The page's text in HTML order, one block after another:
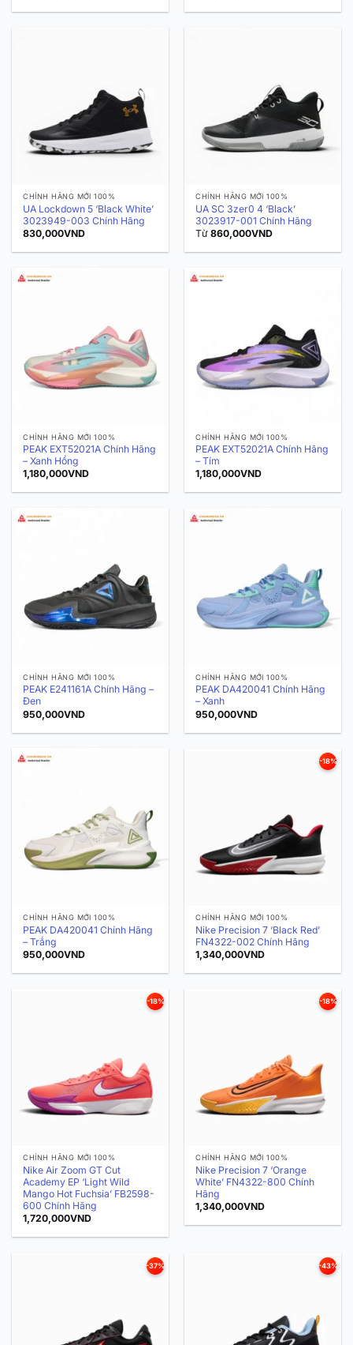
CHÍNH HÃNG MỚI 100%
UA Lockdown 5 ‘Black White’
3023949-003 Chính Hãng
830,000VND
CHÍNH HÃNG MỚI 100%
UA SC 3zer0 4 ‘Black’
3023917-001 Chính Hãng
Từ860,000VND
CHÍNH HÃNG MỚI 100%
PEAK EXT52021A Chính Hãng
– Xanh Hồng
1,180,000VND
CHÍNH HÃNG MỚI 100%
PEAK EXT52021A Chính Hãng
– Tím
1,180,000VND
CHÍNH HÃNG MỚI 100%
PEAK E241161A Chính Hãng –
Đen
950,000VND
CHÍNH HÃNG MỚI 100%
PEAK DA420041 Chính Hãng
– Xanh
950,000VND
CHÍNH HÃNG MỚI 100%
PEAK DA420041 Chính Hãng
– Trắng
950,000VND
-18%
CHÍNH HÃNG MỚI 100%
Nike Precision 7 ‘Black Red’
FN4322-002 Chính Hãng
1,340,000VND
-18%
CHÍNH HÃNG MỚI 100%
Nike Air Zoom GT Cut
Academy EP ‘Light Wild
Mango Hot Fuchsia’ FB2598-
600 Chính Hãng
1,720,000VND
-18%
CHÍNH HÃNG MỚI 100%
Nike Precision 7 ‘Orange
White’ FN4322-800 Chính
Hãng
1,340,000VND
-37% -43%